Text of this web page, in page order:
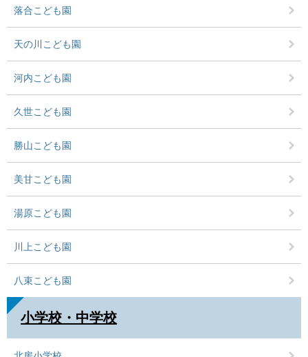
落合こども園
天の川こども園
河内こども園
久世こども園
勝山こども園
美甘こども園
湯原こども園
川上こども園
八束こども園
小学校・中学校